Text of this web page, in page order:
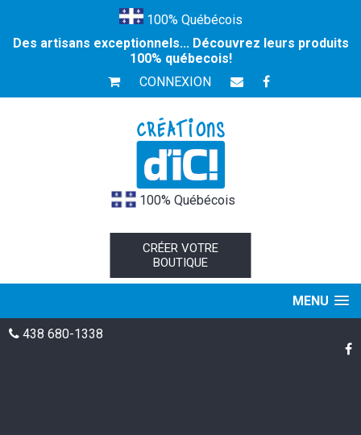
100% Québécois
Des artisans exceptionnels... Découvrez leurs produits
100% québecois!
CONNEXION
100% Québécois
CRÉER VOTRE
BOUTIQUE
MENU
438 680-1338